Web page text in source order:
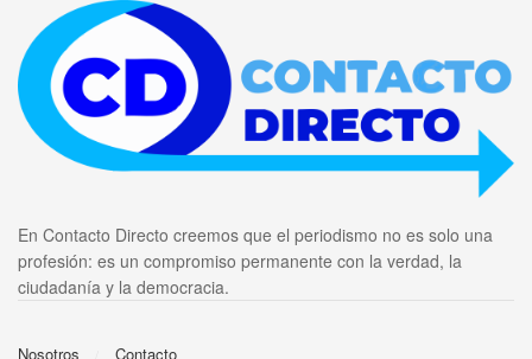
En Contacto Directo creemos que el periodismo no es solo una
profesión: es un compromiso permanente con la verdad, la
ciudadanía y la democracia.
Nosotros Contacto